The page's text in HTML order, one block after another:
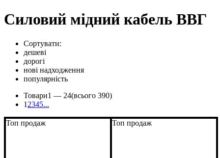
Силовий мідний кабель ВВГ
Сортувати:
дешеві
дорогі
нові надходження
популярність
Товари1 — 24(всього 390)
1 2345...
Топ продаж Топ продаж